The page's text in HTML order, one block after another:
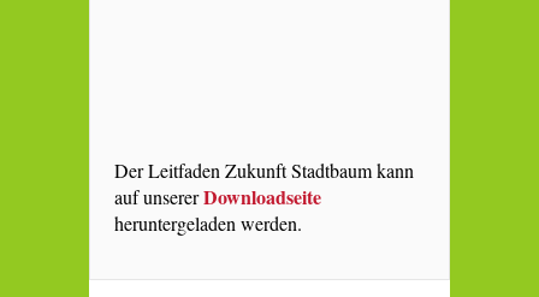
Der Leitfaden Zukunft Stadtbaum kann
auf unsererDownloadseite
heruntergeladen werden.